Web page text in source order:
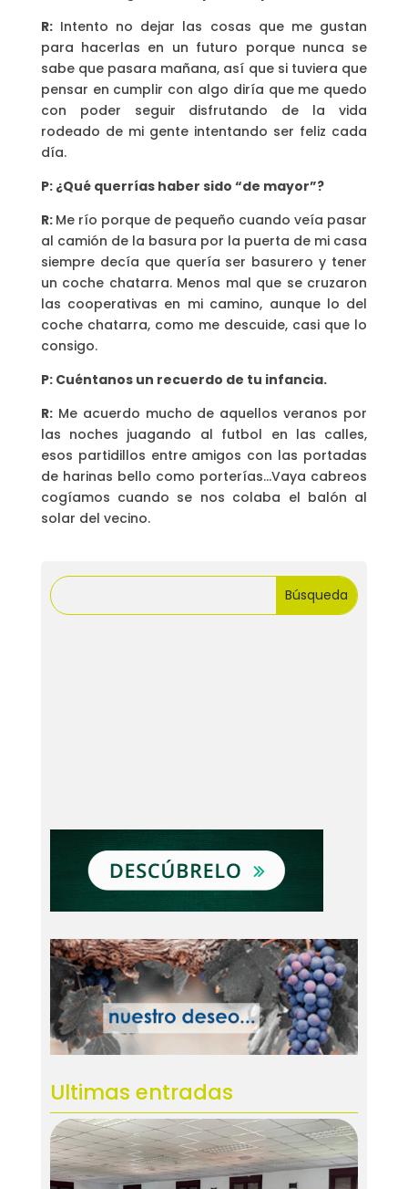
R:Intento no dejar las cosas que me gustan
para hacerlas en un futuro porque nunca se
sabe que pasara mañana, así que si tuviera que
pensar en cumplir con algo diría que me quedo
con poder seguir disfrutando de la vida
rodeado de mi gente intentando ser feliz cada
día.
P: ¿Qué querrías haber sido “de mayor”?
R: Me río porque de pequeño cuando veía pasar
al camión de la basura por la puerta de mi casa
siempre decía que quería ser basurero y tener
un coche chatarra. Menos mal que se cruzaron
las cooperativas en mi camino, aunque lo del
coche chatarra, como me descuide, casi que lo
consigo.
P: Cuéntanos un recuerdo de tu infancia.
R:Me acuerdo mucho de aquellos veranos por
las noches juagando al futbol en las calles,
esos partidillos entre amigos con las portadas
de harinas bello como porterías…Vaya cabreos
cogíamos cuando se nos colaba el balón al
solar del vecino.
Ultimas entradas